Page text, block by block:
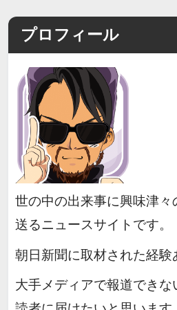
プロフィール
世の中の出来事に興味津々
送るニュースサイトです。
朝日新聞に取材された経験
大手メディアで報道できな